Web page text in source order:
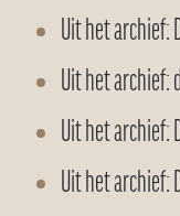
Uit het archief:
Uit het archief:
Uit het archief:
Uit het archief: